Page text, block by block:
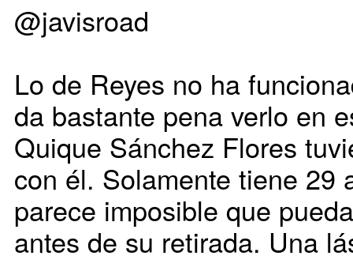
@javisroad
Lo de Reyes no ha
da bastante pena verlo en
Quique Sánchez Flores
con él. Solamente tiene 29
parece imposible que
antes de su retirada. Una